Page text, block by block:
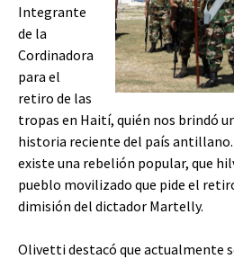
Integrante
de la
Cordinadora
para el
retiro de las
tropas en Haití, quién nos brindó
historia reciente del país
existe una rebelión popular, que
pueblo movilizado que pide el
dimisión del dictador Martelly.
Olivetti destacó que actualmente